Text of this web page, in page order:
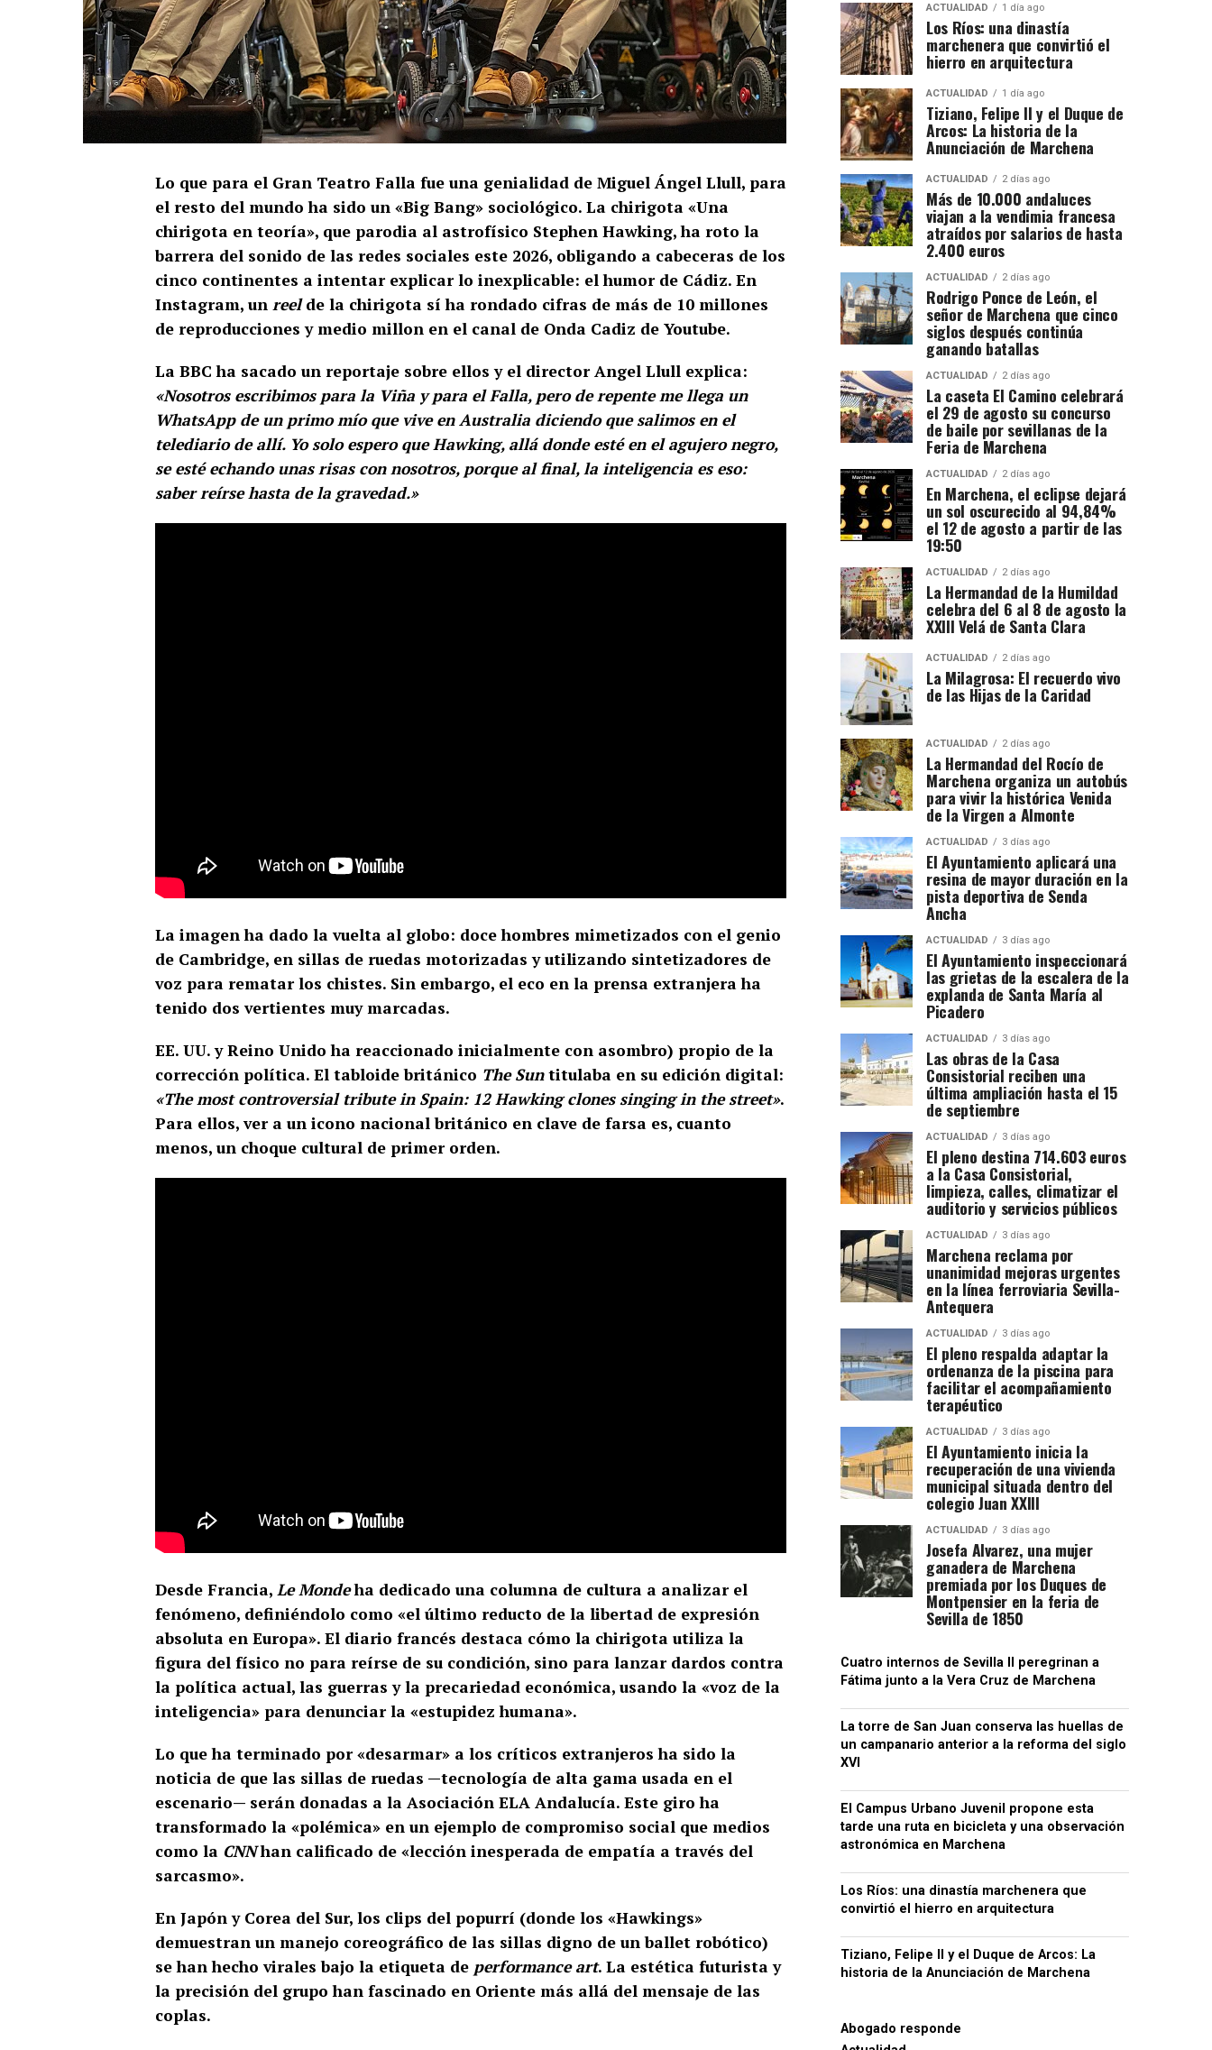
Lo que para el Gran Teatro Falla fue una genialidad de Miguel Ángel Llull, para
el resto del mundo ha sido un «Big Bang» sociológico. La chirigota «Una
chirigota en teoría», que parodia al astrofísico Stephen Hawking, ha roto la
barrera del sonido de las redes sociales este 2026, obligando a cabeceras de los
cinco continentes a intentar explicar lo inexplicable: el humor de Cádiz. En
Instagram, un reelde la chirigota sí ha rondado cifras de más de 10 millones
de reproducciones y medio millon en el canal de Onda Cadiz de Youtube.
La BBC ha sacado un reportaje sobre ellos y el director Angel Llull explica:
«Nosotros escribimos para la Viña y para el Falla, pero de repente me llega un
WhatsApp de un primo mío que vive en Australia diciendo que salimos en el
telediario de allí. Yo solo espero que Hawking, allá donde esté en el agujero negro,
se esté echando unas risas con nosotros, porque al final, la inteligencia es eso:
saber reírse hasta de la gravedad.»
La imagen ha dado la vuelta al globo: doce hombres mimetizados con el genio
de Cambridge, en sillas de ruedas motorizadas y utilizando sintetizadores de
voz para rematar los chistes. Sin embargo, el eco en la prensa extranjera ha
tenido dos vertientes muy marcadas.
EE. UU. y Reino Unido ha reaccionado inicialmente con asombro) propio de la
corrección política. El tabloide británico The Suntitulaba en su edición digital:
«The most controversial tribute in Spain: 12 Hawking clones singing in the street».
Para ellos, ver a un icono nacional británico en clave de farsa es, cuanto
menos, un choque cultural de primer orden.
Desde Francia, Le Mondeha dedicado una columna de cultura a analizar el
fenómeno, definiéndolo como «el último reducto de la libertad de expresión
absoluta en Europa». El diario francés destaca cómo la chirigota utiliza la
figura del físico no para reírse de su condición, sino para lanzar dardos contra
la política actual, las guerras y la precariedad económica, usando la «voz de la
inteligencia» para denunciar la «estupidez humana».
Lo que ha terminado por «desarmar» a los críticos extranjeros ha sido la
noticia de que las sillas de ruedas —tecnología de alta gama usada en el
escenario— serán donadas a la Asociación ELA Andalucía. Este giro ha
transformado la «polémica» en un ejemplo de compromiso social que medios
como la CNNhan calificado de «lección inesperada de empatía a través del
sarcasmo».
En Japón y Corea del Sur, los clips del popurrí (donde los «Hawkings»
demuestran un manejo coreográfico de las sillas digno de un ballet robótico)
se han hecho virales bajo la etiqueta de performance art. La estética futurista y
la precisión del grupo han fascinado en Oriente más allá del mensaje de las
coplas.
ACTUALIDAD 1 día ago
Los Ríos: una dinastía
marchenera que convirtió el
hierro en arquitectura
ACTUALIDAD 1 día ago
Tiziano, Felipe II y el Duque de
Arcos: La historia de la
Anunciación de Marchena
ACTUALIDAD 2 días ago
Más de 10.000 andaluces
viajan a la vendimia francesa
atraídos por salarios de hasta
2.400 euros
ACTUALIDAD 2 días ago
Rodrigo Ponce de León, el
señor de Marchena que cinco
siglos después continúa
ganando batallas
ACTUALIDAD 2 días ago
La caseta El Camino celebrará
el 29 de agosto su concurso
de baile por sevillanas de la
Feria de Marchena
ACTUALIDAD 2 días ago
En Marchena, el eclipse dejará
un sol oscurecido al 94,84%
el 12 de agosto a partir de las
19:50
ACTUALIDAD 2 días ago
La Hermandad de la Humildad
celebra del 6 al 8 de agosto la
XXIII Velá de Santa Clara
ACTUALIDAD 2 días ago
La Milagrosa: El recuerdo vivo
de las Hijas de la Caridad
ACTUALIDAD 2 días ago
La Hermandad del Rocío de
Marchena organiza un autobús
para vivir la histórica Venida
de la Virgen a Almonte
ACTUALIDAD 3 días ago
El Ayuntamiento aplicará una
resina de mayor duración en la
pista deportiva de Senda
Ancha
ACTUALIDAD 3 días ago
El Ayuntamiento inspeccionará
las grietas de la escalera de la
explanda de Santa María al
Picadero
ACTUALIDAD 3 días ago
Las obras de la Casa
Consistorial reciben una
última ampliación hasta el 15
de septiembre
ACTUALIDAD 3 días ago
El pleno destina 714.603 euros
a la Casa Consistorial,
limpieza, calles, climatizar el
auditorio y servicios públicos
ACTUALIDAD 3 días ago
Marchena reclama por
unanimidad mejoras urgentes
en la línea ferroviaria Sevilla-
Antequera
ACTUALIDAD 3 días ago
El pleno respalda adaptar la
ordenanza de la piscina para
facilitar el acompañamiento
terapéutico
ACTUALIDAD 3 días ago
El Ayuntamiento inicia la
recuperación de una vivienda
municipal situada dentro del
colegio Juan XXIII
ACTUALIDAD 3 días ago
Josefa Alvarez, una mujer
ganadera de Marchena
premiada por los Duques de
Montpensier en la feria de
Sevilla de 1850
Cuatro internos de Sevilla II peregrinan a
Fátima junto a la Vera Cruz de Marchena
La torre de San Juan conserva las huellas de
un campanario anterior a la reforma del siglo
XVI
El Campus Urbano Juvenil propone esta
tarde una ruta en bicicleta y una observación
astronómica en Marchena
Los Ríos: una dinastía marchenera que
convirtió el hierro en arquitectura
Tiziano, Felipe II y el Duque de Arcos: La
historia de la Anunciación de Marchena
Abogado responde